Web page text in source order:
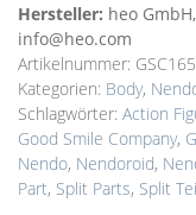
Hersteller: heo
info@heo.com
Artikelnummer:
Kategorien: Body,
Schlagwörter: Action
Good Smile Company,
Nendo, Nendoroid,
Part, Split Parts, Split